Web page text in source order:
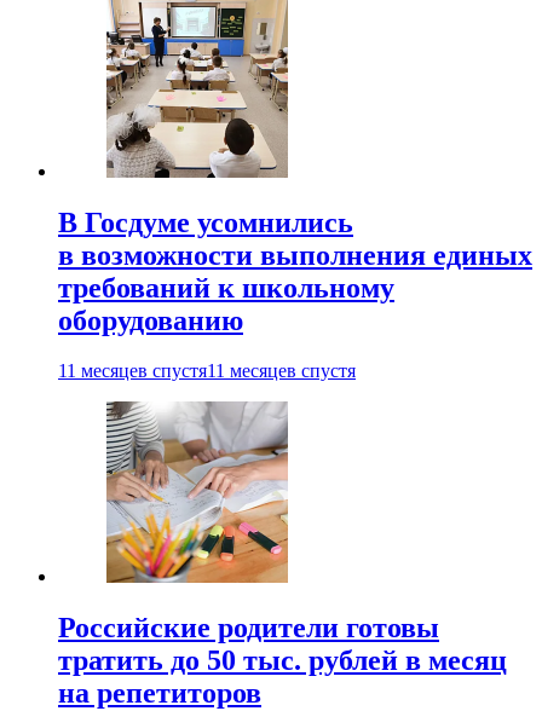
В Госдуме усомнились
в возможности выполнения единых
требований к школьному
оборудованию
11 месяцев спустя11 месяцев спустя
Российские родители готовы
тратить до 50 тыс. рублей в месяц
на репетиторов